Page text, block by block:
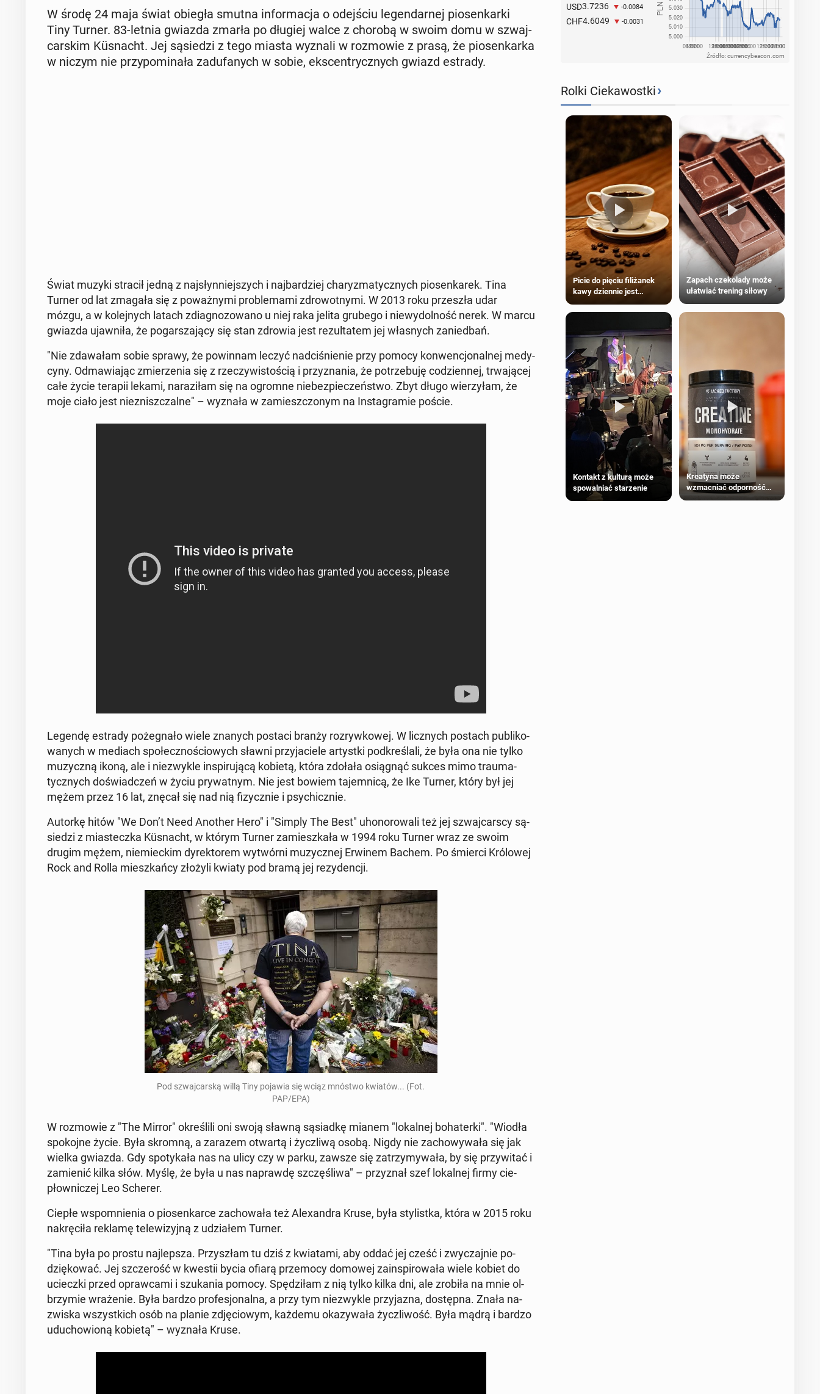
W środę 24 maja świat obiegła smutna in­for­ma­cja o odej­ściu le­gen­dar­nej pio­sen­kar­ki
Tiny Turner. 83-letnia gwiazda zmarła po długiej walce z chorobą w swoim domu w szwaj­
car­skim Küsnacht. Jej są­sie­dzi z tego miasta wyznali w roz­mo­wie z prasą, że pio­sen­kar­ka
w niczym nie przy­po­mi­na­ła za­du­fa­nych w sobie, eks­cen­trycz­nych gwiazd estrady.
Świat muzyki stracił jedną z naj­słyn­niej­szych i naj­bar­dziej cha­ry­zma­tycz­nych pio­sen­ka­rek. Tina
Turner od lat zmagała się z po­waż­ny­mi pro­ble­ma­mi zdro­wot­ny­mi. W 2013 roku prze­szła udar
mózgu, a w ko­lej­nych latach zdia­gno­zo­wa­no u niej raka jelita grubego i nie­wy­dol­ność nerek. W marcu
gwiazda ujaw­ni­ła, że po­gar­sza­ją­cy się stan zdrowia jest re­zul­ta­tem jej wła­snych za­nie­dbań.
"Nie zda­wa­łam sobie sprawy, że po­win­nam leczyć nad­ci­śnie­nie przy pomocy kon­wen­cjo­nal­nej me­dy­
cy­ny. Od­ma­wia­jąc zmie­rze­nia się z rze­czy­wi­sto­ścią i przy­zna­nia, że po­trze­bu­ję co­dzien­nej, trwa­ją­cej
całe życie terapii lekami, na­ra­zi­łam się na ogromne nie­bez­pie­czeń­stwo. Zbyt długo wie­rzy­łam, że
moje ciało jest nie­znisz­czal­ne" – wyznała w za­miesz­czo­nym na In­sta­gra­mie poście.
Legendę estrady po­że­gna­ło wiele znanych postaci branży roz­ryw­ko­wej. W licz­nych postach pu­bli­ko­
wa­nych w mediach spo­łecz­no­ścio­wych sławni przy­ja­cie­le ar­tyst­ki pod­kre­śla­li, że była ona nie tylko
mu­zycz­ną ikoną, ale i nie­zwy­kle in­spi­ru­ją­cą kobietą, która zdołała osią­gnąć sukces mimo trau­ma­
tycz­nych do­świad­czeń w życiu pry­wat­nym. Nie jest bowiem ta­jem­ni­cą, że Ike Turner, który był jej
mężem przez 16 lat, znęcał się nad nią fi­zycz­nie i psy­chicz­nie.
Autorkę hitów "We Don’t Need Another Hero" i "Simply The Best" uho­no­ro­wa­li też jej szwaj­car­scy są­
sie­dzi z mia­stecz­ka Küsnacht, w którym Turner za­miesz­ka­ła w 1994 roku Turner wraz ze swoim
drugim mężem, nie­miec­kim dy­rek­to­rem wy­twór­ni mu­zycz­nej Erwinem Bachem. Po śmierci Kró­lo­wej
Rock and Rolla miesz­kań­cy złożyli kwiaty pod bramą jej re­zy­den­cji.
Pod szwaj­car­ską willą Tiny pojawia się wciąz mnóstwo kwiatów... (Fot.
PAP/EPA)
W roz­mo­wie z "The Mirror" okre­śli­li oni swoją sławną są­siad­kę mianem "lo­kal­nej bo­ha­ter­ki". "Wiodła
spo­koj­ne życie. Była skromną, a zarazem otwartą i życz­li­wą osobą. Nigdy nie za­cho­wy­wa­ła się jak
wielka gwiazda. Gdy spo­ty­ka­ła nas na ulicy czy w parku, zawsze się za­trzy­my­wa­ła, by się przy­wi­tać i
za­mie­nić kilka słów. Myślę, że była u nas na­praw­dę szczę­śli­wa" – przy­znał szef lo­kal­nej firmy cie­
płow­ni­czej Leo Scherer.
Ciepłe wspo­mnie­nia o pio­sen­kar­ce za­cho­wa­ła też Ale­xan­dra Kruse, była sty­list­ka, która w 2015 roku
na­krę­ci­ła reklamę te­le­wi­zyj­ną z udzia­łem Turner.
"Tina była po prostu naj­lep­sza. Przy­szłam tu dziś z kwia­ta­mi, aby oddać jej cześć i zwy­czaj­nie po­
dzię­ko­wać. Jej szcze­rość w kwestii bycia ofiarą prze­mo­cy domowej za­in­spi­ro­wa­ła wiele kobiet do
uciecz­ki przed opraw­ca­mi i szu­ka­nia pomocy. Spę­dzi­łam z nią tylko kilka dni, ale zrobiła na mnie ol­
brzy­mie wra­że­nie. Była bardzo pro­fe­sjo­nal­na, a przy tym nie­zwy­kle przy­ja­zna, do­stęp­na. Znała na­
zwi­ska wszyst­kich osób na planie zdję­cio­wym, każdemu oka­zy­wa­ła życz­li­wość. Była mądrą i bardzo
udu­cho­wio­ną kobietą" – wyznała Kruse.
USD3.7236 -0.0084
CHF4.6049 -0.0031
Źródło: currencybeacon.com
Rolki Ciekawostki›
Picie do pięciu filiżanek
kawy dziennie jest
większości dorosłych
Zapach czekolady może
ułatwiać trening siłowy
Kontakt z kulturą może
spowalniać starzenie
Kreatyna może
wzmacniać odporność
przeciw nowotworom